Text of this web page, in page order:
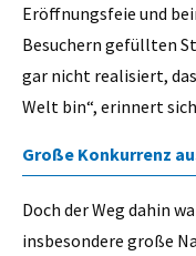
Eröffnungsfeie und
Besuchern gefüllten
gar nicht realisiert,
Welt bin“, erinnert
Große Konkurrenz
Doch der Weg dahin
insbesondere große